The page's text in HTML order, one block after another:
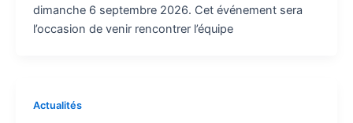
dimanche 6 septembre 2026. Cet événement sera
l’occasion de venir rencontrer l’équipe
Actualités